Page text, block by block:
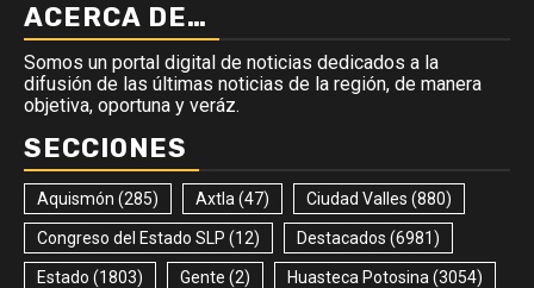
ACERCA DE…
Somos un portal digital de noticias dedicados a la
difusión de las últimas noticias de la región, de manera
objetiva, oportuna y veráz.
SECCIONES
Aquismón (285) Axtla(47) Ciudad Valles (880)
Congreso del Estado SLP (12) Destacados (6981)
Estado (1803) Gente (2) Huasteca Potosina(3054)